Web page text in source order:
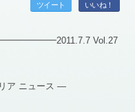
ツイート いいね！
Vol.27
ア ニュース —